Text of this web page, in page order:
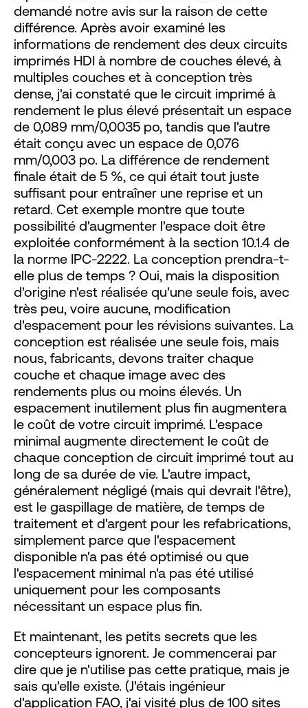
demandé notre avis sur la raison de cette
différence. Après avoir examiné les
informations de rendement des deux circuits
imprimés HDI à nombre de couches élevé, à
multiples couches et à conception très
dense, j'ai constaté que le circuit imprimé à
rendement le plus élevé présentait un espace
de 0,089 mm/0,0035 po, tandis que l'autre
était conçu avec un espace de 0,076
mm/0,003 po. La différence de rendement
finale était de 5 %, ce qui était tout juste
suffisant pour entraîner une reprise et un
retard. Cet exemple montre que toute
possibilité d'augmenter l'espace doit être
exploitée conformément à la section 10.1.4 de
la norme IPC-2222. La conception prendra-t-
elle plus de temps ? Oui, mais la disposition
d'origine n'est réalisée qu'une seule fois, avec
très peu, voire aucune, modification
d'espacement pour les révisions suivantes. La
conception est réalisée une seule fois, mais
nous, fabricants, devons traiter chaque
couche et chaque image avec des
rendements plus ou moins élevés. Un
espacement inutilement plus fin augmentera
le coût de votre circuit imprimé. L'espace
minimal augmente directement le coût de
chaque conception de circuit imprimé tout au
long de sa durée de vie. L'autre impact,
généralement négligé (mais qui devrait l'être),
est le gaspillage de matière, de temps de
traitement et d'argent pour les refabrications,
simplement parce que l'espacement
disponible n'a pas été optimisé ou que
l'espacement minimal n'a pas été utilisé
uniquement pour les composants
nécessitant un espace plus fin.
Et maintenant, les petits secrets que les
concepteurs ignorent. Je commencerai par
dire que je n'utilise pas cette pratique, mais je
sais qu'elle existe. (J'étais ingénieur
d'application FAO, j'ai visité plus de 100 sites